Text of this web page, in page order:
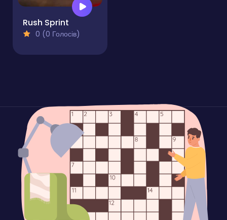
Rush Sprint
0 (0 Голосів)